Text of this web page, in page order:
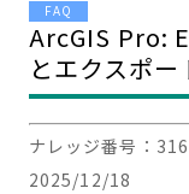
FAQ
ArcGIS Pro:
とエクスポ
ナレッジ番号：
2025/12/18